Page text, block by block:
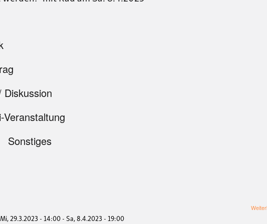
Diskussion
Veranstaltung
Sonstiges
Mi, 29.3.2023 - 14:00-Sa, 8.4.2023 - 19:00